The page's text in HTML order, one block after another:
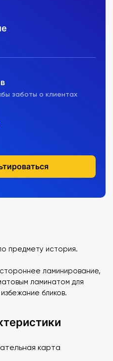
заботы о клиентах
предмету история.
ламинирование,
ламинатом для
бликов.
карта